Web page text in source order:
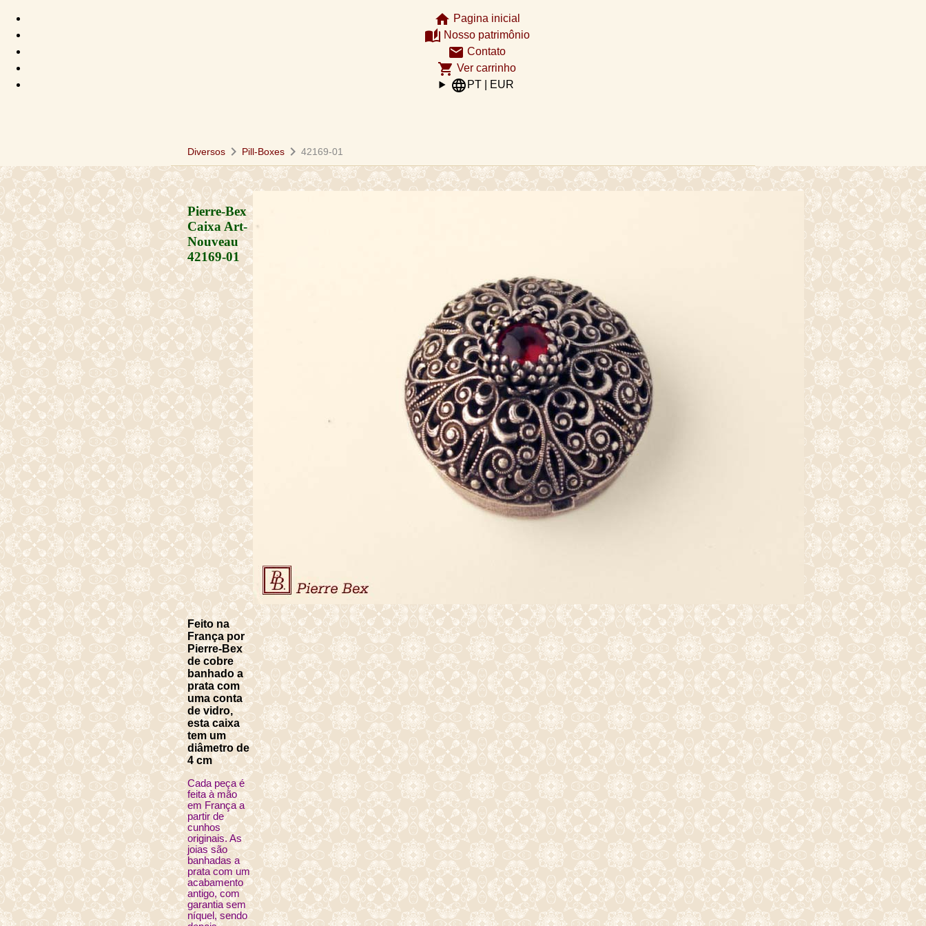
home Pagina inicial
auto_stories Nosso patrimônio
email Contato
shopping_cart Ver carrinho
language PT | EUR
Diversos chevron_right Pill-Boxes chevron_right 42169-01
Pierre-Bex
Caixa Art-
Nouveau
42169-01
Feito na
França por
Pierre-Bex
de cobre
banhado a
prata com
uma conta
de vidro,
esta caixa
tem um
diâmetro de
4 cm
Cada peça é
feita à mão
em França a
partir de
cunhos
originais. As
joias são
banhadas a
prata com um
acabamento
antigo, com
garantia sem
níquel, sendo